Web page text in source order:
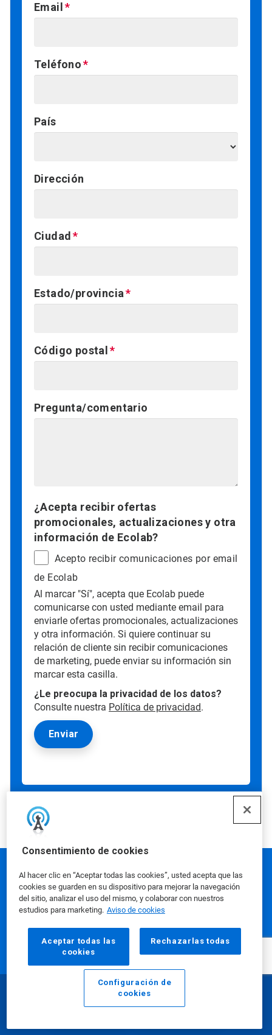
Consentimiento de cookies
Al hacer clic en “Aceptar todas las cookies”, usted acepta que las
cookies se guarden en su dispositivo para mejorar la navegación
del sitio, analizar el uso del mismo, y colaborar con nuestros
estudios para marketing. Aviso de cookies
Aceptar todas las
cookies
Rechazarlas todas
Configuración de
cookies
Email
Teléfono
País
Dirección
Ciudad
Estado/provincia
Código postal
Pregunta/comentario
¿Acepta recibir ofertas
promocionales, actualizaciones y otra
información de Ecolab?
Acepto recibir comunicaciones por email
de Ecolab
Al marcar "Sí", acepta que Ecolab puede
comunicarse con usted mediante email para
enviarle ofertas promocionales, actualizaciones
y otra información. Si quiere continuar su
relación de cliente sin recibir comunicaciones
de marketing, puede enviar su información sin
marcar esta casilla.
¿Le preocupa la privacidad de los datos?
Consulte nuestra Política de privacidad.
Ecolab es el líder mundial en soluciones
y servicios de agua, higiene y
a las personas y los recursos vitales
para la vida. Durante más de un siglo,
Ecolab ha impulsado la innovación
mediante la integración de soluciones
basadas en ciencia, conocimientos
Email Llamar